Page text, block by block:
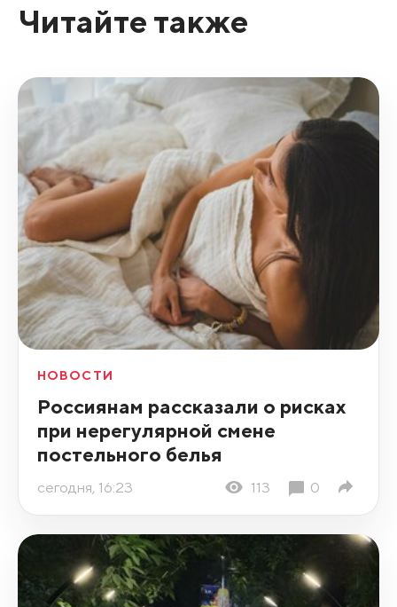
Читайте также
НОВОСТИ
Россиянам рассказали о рисках
при нерегулярной смене
постельного белья
сегодня, 16:23 113 0